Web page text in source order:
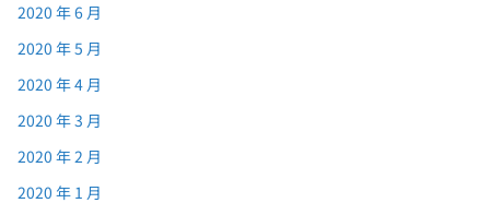
2020 年 6 月
2020 年 5 月
2020 年 4 月
2020 年 3 月
2020 年 2 月
2020 年 1 月